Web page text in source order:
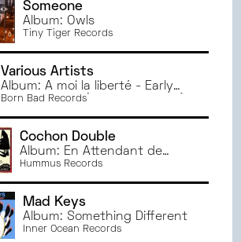
Someone
Album: Owls
Tiny Tiger Records
Various Artists
Album: A moi la liberté - Early
Electronic Raï (Algérie 1983-90)
Born Bad Records
Cochon Double
Album: En Attendant de
mourir
Hummus Records
Mad Keys
Album: Something Different
Inner Ocean Records